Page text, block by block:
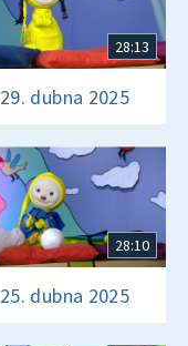
28:13
29. dubna 2025
28:10
25. dubna 2025